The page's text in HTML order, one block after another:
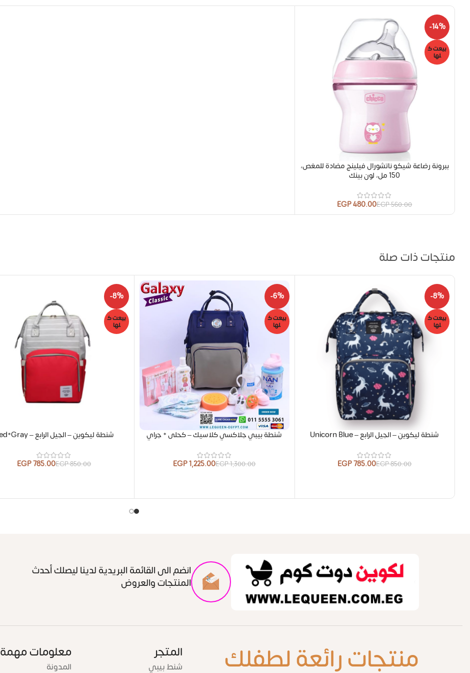
-14%
بيعت ك
لها
ببرونة رضاعة شيكو ناتشورال فيلينج مضادة للمغص،
150 مل، لون بينك
560.00
EGP
480.00
EGP
منتجات ذات صلة
-8%
بيعت ك
لها
شنطة ليكوين – الجيل الرابع – Unicorn Blue
850.00
EGP
785.00
EGP
-6%
بيعت ك
لها
شنطة بيبي جلاكسي كلاسيك – كحلى * جراي
1,300.00
EGP
1,225.00
EGP
-8%
بيعت ك
لها
شنطة ليكوين – الجيل الرابع – Red*Gray
850.00
EGP
785.00
EGP
انضم الى القائمة البريدية لدينا ليصلك أحدث
المنتجات والعروض
منتجات رائعة لطفلك
المتجر
شنط بيبي
معلومات مهمة
المدونة